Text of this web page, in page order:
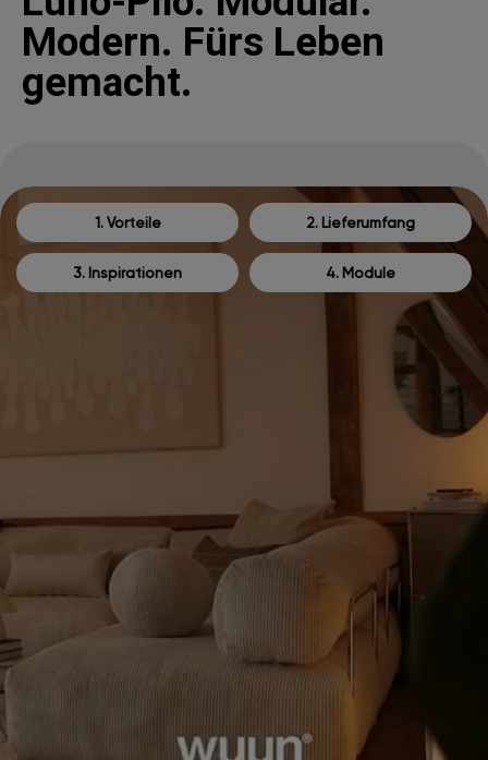
Modern. Fürs Leben
gemacht.
1. Vorteile 2. Lieferumfang
3. Inspirationen 4. Module